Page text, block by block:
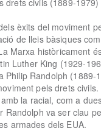
drets civils (1889-1979)
èxits del moviment
de lleis bàsiques
Marxa històricament
Luther King (1929-
Philip Randolph (1889-
pels drets
la racial, com a
Randolph va ser clau
armades dels EUA.